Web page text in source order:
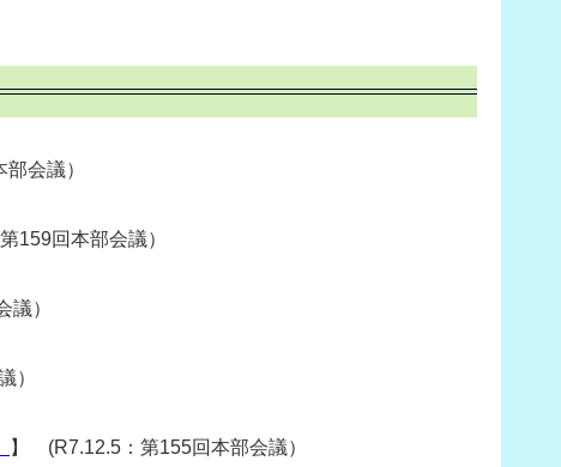
会議）
159回本部会議）
議）
）
】 (R7.12.5：第155回本部会議）